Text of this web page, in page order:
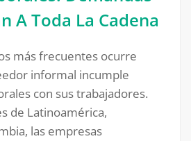
A Toda La Cadena
más frecuentes ocurre
informal incumple
con sus trabajadores.
de Latinoamérica,
las empresas